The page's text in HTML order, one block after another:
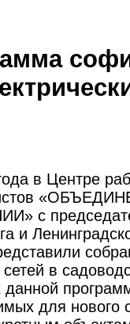
в Центре
с
и
сетей в
для нового